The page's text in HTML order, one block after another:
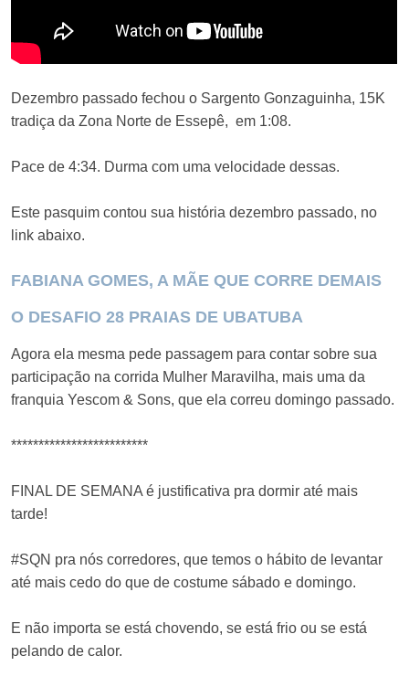
Dezembro passado fechou o Sargento Gonzaguinha, 15K
tradiça da Zona Norte de Essepê, em 1:08.
Pace de 4:34. Durma com uma velocidade dessas.
Este pasquim contou sua história dezembro passado, no
link abaixo.
FABIANA GOMES, A MÃE QUE CORRE DEMAIS
O DESAFIO 28 PRAIAS DE UBATUBA
Agora ela mesma pede passagem para contar sobre sua
participação na corrida Mulher Maravilha, mais uma da
franquia Yescom & Sons, que ela correu domingo passado.
*************************
FINAL DE SEMANA é justificativa pra dormir até mais
tarde!
#SQN pra nós corredores, que temos o hábito de levantar
até mais cedo do que de costume sábado e domingo.
E não importa se está chovendo, se está frio ou se está
pelando de calor.